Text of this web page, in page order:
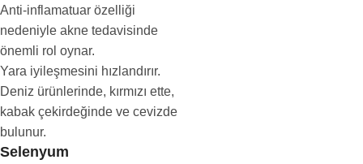
Anti-inflamatuar özelliği
nedeniyle akne tedavisinde
önemli rol oynar.
Yara iyileşmesini hızlandırır.
Deniz ürünlerinde, kırmızı ette,
kabak çekirdeğinde ve cevizde
bulunur.
Selenyum